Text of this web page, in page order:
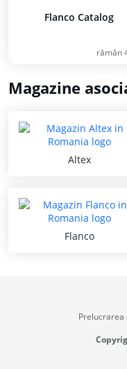
Flanco Catalog
rămân
Magazine
Altex
Flanco